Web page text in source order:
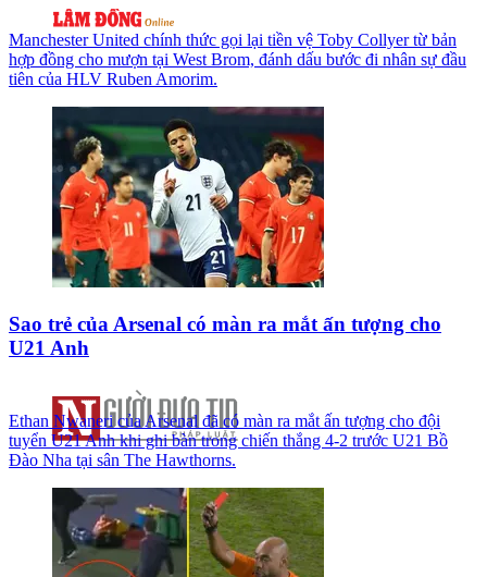
Manchester United chính thức gọi lại tiền vệ Toby Collyer từ bản
hợp đồng cho mượn tại West Brom, đánh dấu bước đi nhân sự đầu
tiên của HLV Ruben Amorim.
Sao trẻ của Arsenal có màn ra mắt ấn tượng cho
U21 Anh
Ethan Nwaneri của Arsenal đã có màn ra mắt ấn tượng cho đội
tuyển U21 Anh khi ghi bàn trong chiến thắng 4-2 trước U21 Bồ
Đào Nha tại sân The Hawthorns.